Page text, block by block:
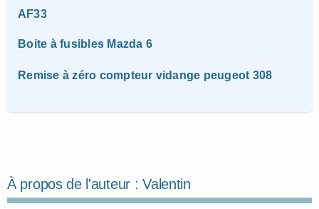
AF33
Boite à fusibles Mazda 6
Remise à zéro compteur vidange peugeot 308
À propos de l'auteur :Valentin